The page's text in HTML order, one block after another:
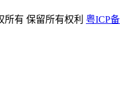
有 保留所有权利 粤ICP备